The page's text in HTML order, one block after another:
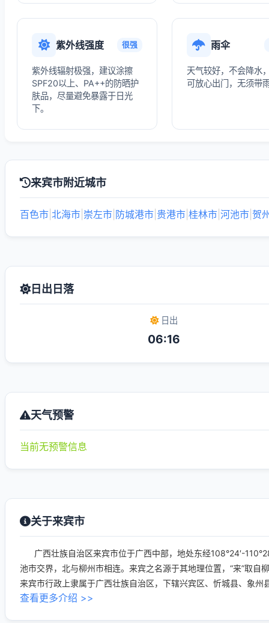
紫外线强度 很强
紫外线辐射极强，建议涂擦
SPF20以上、PA++的防晒护
肤品，尽量避免暴露于日光
下。
雨伞
天气较好，不会降水
可放心出门，无须带
来宾市附近城市
百色市 北海市 崇左市 防城港市 贵港市 桂林市 河池市 贺
日出日落
日出
06:16
天气预警
当前无预警信息
关于来宾市
广西壮族自治区来宾市位于广西中部，地处东经108°24′-
池市交界，北与柳州市相连。来宾之名源于其地理位置，“来”取自
来宾市行政上隶属于广西壮族自治区，下辖兴宾区、忻城县、象州
查看更多介绍 >>